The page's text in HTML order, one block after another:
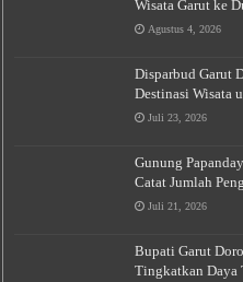
Wisata Garut ke
Agustus 4, 2026
Disparbud Garut
Destinasi Wisata
Juli 23, 2026
Gunung
Catat Jumlah
Juli 21, 2026
Bupati Garut
Tingkatkan Daya